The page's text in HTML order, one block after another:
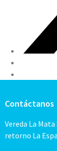
Contáctanos
Vereda La
retorno La